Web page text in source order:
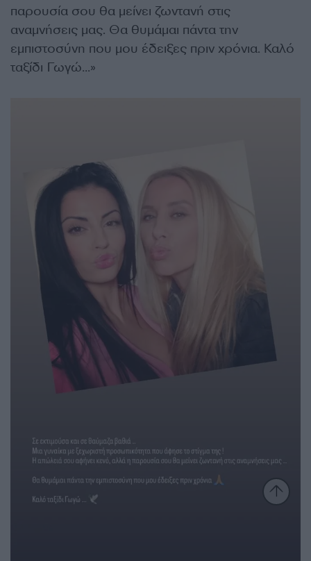
παρουσία σου θα μείνει ζωντανή στις
αναμνήσεις μας. Θα θυμάμαι πάντα την
εμπιστοσύνη που μου έδειξες πριν χρόνια. Καλό
ταξίδι Γωγώ…»